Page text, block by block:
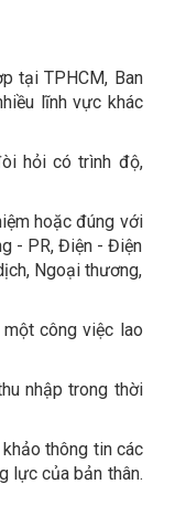
tại TPHCM, Ban
lĩnh vực khác
hỏi có trình độ,
hoặc đúng với
- PR, Điện - Điện
Ngoại thương,
công việc lao
nhập trong thời
thông tin các
lực của bản thân.